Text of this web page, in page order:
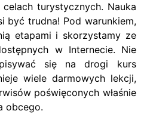
turystycznych. Nauka
być trudna! Pod warunkiem,
etapami i skorzystamy ze
w Internecie. Nie
się na drogi kurs
wiele darmowych lekcji,
poświęconych właśnie
obcego.